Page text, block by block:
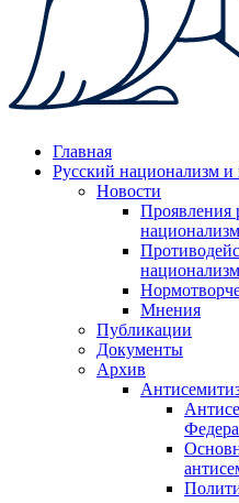
Главная
Русский национализм и
Новости
Проявления
Мнения
Публикации
Документы
Архив